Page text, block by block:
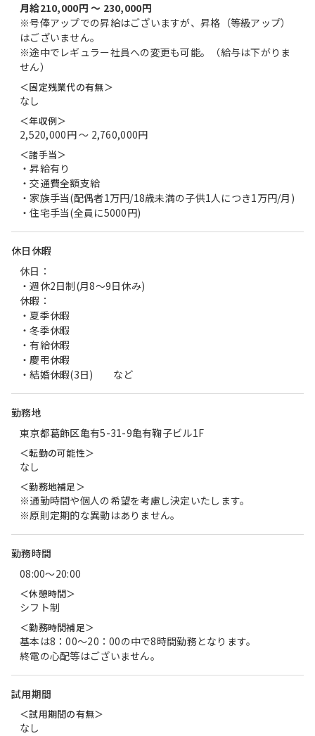
月給210,000円 〜 230,000円
※号俸アップでの昇給はございますが、昇格（等級アップ）
はございません。
※途中でレギュラー社員への変更も可能。（給与は下がりま
せん）
＜固定残業代の有無＞
なし
＜年収例＞
2,520,000円 〜 2,760,000円
＜諸手当＞
・昇給有り
・交通費全額支給
・家族手当(配偶者1万円/18歳未満の子供1人につき1万円/月)
・住宅手当(全員に5000円)
休日休暇
休日：
・週休2日制(月8～9日休み)
休暇：
・夏季休暇
・冬季休暇
・有給休暇
・慶弔休暇
・結婚休暇(3日) など
勤務地
東京都葛飾区亀有5-31-9亀有鞠子ビル1F
＜転勤の可能性＞
なし
＜勤務地補足＞
※通勤時間や個人の希望を考慮し決定いたします。
※原則定期的な異動はありません。
勤務時間
08:00〜20:00
＜休憩時間＞
シフト制
＜勤務時間補足＞
基本は8：00～20：00の中で8時間勤務となります。
終電の心配等はございません。
試用期間
＜試用期間の有無＞
なし